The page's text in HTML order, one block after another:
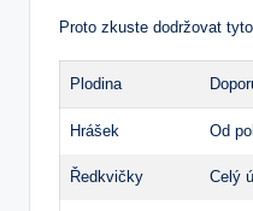
Proto zkuste dodržovat
Plodina
Hrášek Od
Ředkvičky Celý